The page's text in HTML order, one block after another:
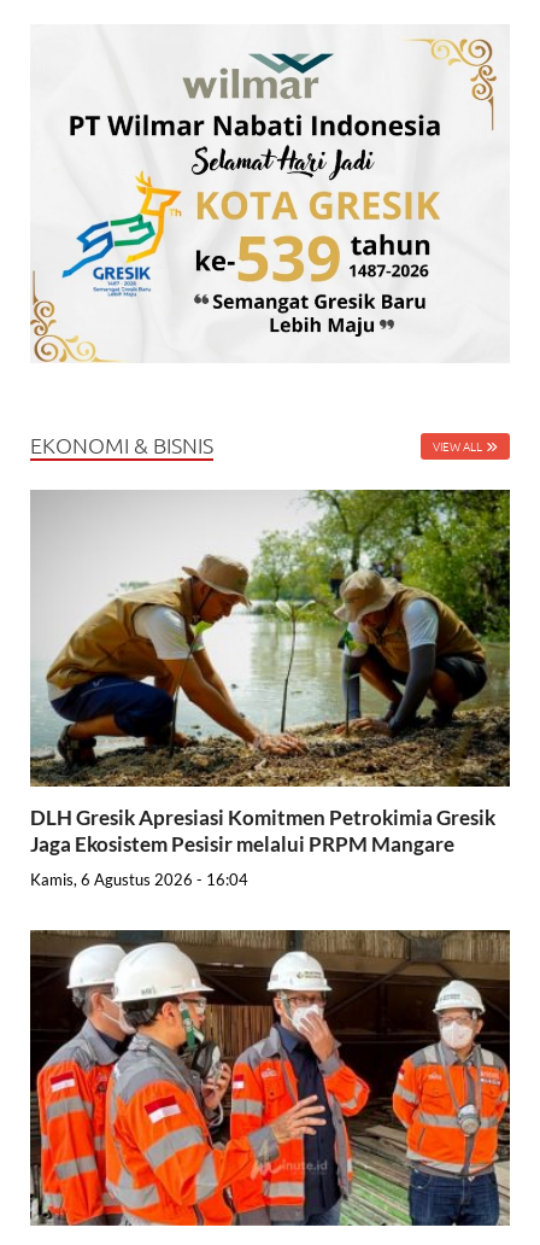
EKONOMI & BISNIS VIEW ALL
DLH Gresik Apresiasi Komitmen Petrokimia Gresik
Jaga Ekosistem Pesisir melalui PRPM Mangare
Kamis, 6 Agustus 2026 - 16:04